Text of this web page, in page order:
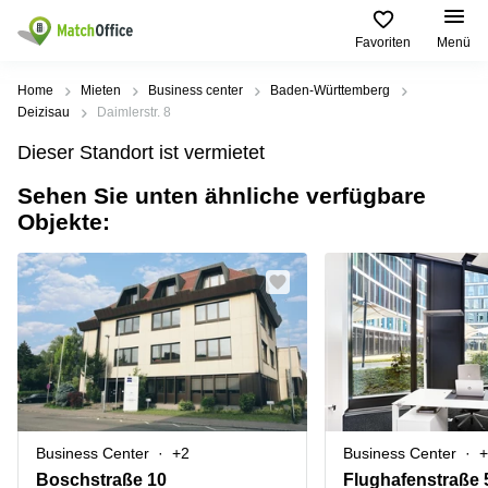
Favoriten Menü
Mieten / Vermieten
Produktseiten
Büro
mieten
center
Coworking
Space
Seminarraum
Virtuelles
Büro
Beliebte
Städte
Büro
mieten
Geschäftsadresse
Hamburg
Geschäftsadresse
mieten
Düsseldorf
Geschäftsadresse
Stuttgart
Büro
Beliebte
Suchanfragen
Regus
Dortmund
Ruhrallee
9
Dortmund
Office Club
Ballindamm
3
Rahel-
Hirsch-
Straße
Hilfe
Über uns
Büro vermieten
Preis
Log-in
Home Mieten Business center
Baden-Württemberg
Deizisau
Daimlerstr. 8
Dieser Standort ist vermietet
Sehen Sie unten ähnliche verfügbare
Objekte:
Business Center +2
Boschstraße 10
Business Center
Flughafenstraße